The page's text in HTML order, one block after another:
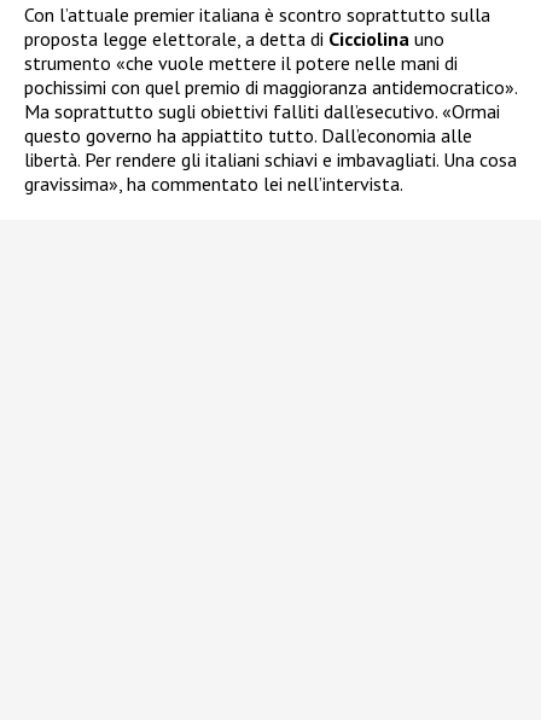
Con l’attuale premier italiana è scontro soprattutto sulla
proposta legge elettorale, a detta di Cicciolina uno
strumento «che vuole mettere il potere nelle mani di
pochissimi con quel premio di maggioranza antidemocratico».
Ma soprattutto sugli obiettivi falliti dall’esecutivo. «Ormai
questo governo ha appiattito tutto. Dall’economia alle
libertà. Per rendere gli italiani schiavi e imbavagliati. Una cosa
gravissima», ha commentato lei nell’intervista.